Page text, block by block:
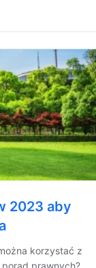
2023 aby
korzystać z
prawnych?